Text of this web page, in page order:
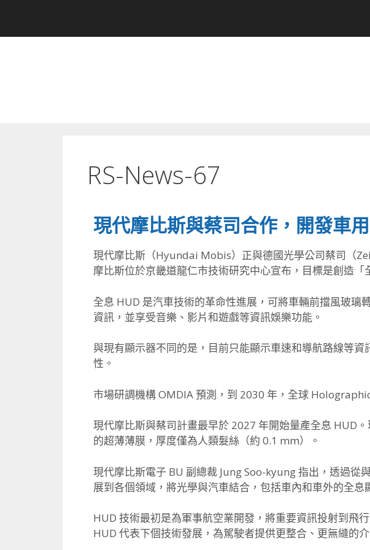
RS-News-67
現代摩比斯與蔡司合作，開發車
現代摩比斯（Hyundai Mobis）正與德國光學公司蔡司（
摩比斯位於京畿道龍仁市技術研究中心宣布，目標是創造
全息 HUD 是汽車技術的革命性進展，可將車輛前擋風玻
資訊，並享受音樂、影片和遊戲等資訊娛樂功能。
與現有顯示器不同的是，目前只能顯示車速和導航路線等
性。
市場研調機構 OMDIA 預測，到 2030 年，全球
現代摩比斯與蔡司計畫最早於 2027 年開始量產全息 HUD
的超薄薄膜，厚度僅為人類髮絲（約 0.1 mm）。
現代摩比斯電子 BU 副總裁 Jung Soo-kyung 指出，透過
展到各個領域，將光學與汽車結合，包括車內和車外的全息
HUD 技術最初是為軍事航空業開發，將重要資訊投射到飛
HUD 代表下個技術發展，為駕駛者提供更整合、更無縫的介